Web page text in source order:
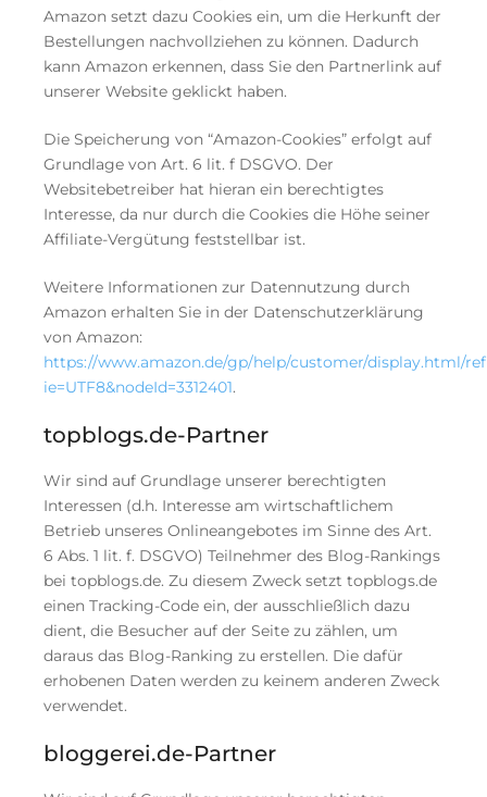
Amazon setzt dazu Cookies ein, um die Herkunft der
Bestellungen nachvollziehen zu können. Dadurch
kann Amazon erkennen, dass Sie den Partnerlink auf
unserer Website geklickt haben.
Die Speicherung von “Amazon-Cookies” erfolgt auf
Grundlage von Art. 6 lit. f DSGVO. Der
Websitebetreiber hat hieran ein berechtigtes
Interesse, da nur durch die Cookies die Höhe seiner
Affiliate-Vergütung feststellbar ist.
Weitere Informationen zur Datennutzung durch
Amazon erhalten Sie in der Datenschutzerklärung
von Amazon:
https://www.amazon.de/gp/help/customer/display.html/
ie=UTF8&nodeId=3312401.
topblogs.de-Partner
Wir sind auf Grundlage unserer berechtigten
Interessen (d.h. Interesse am wirtschaftlichem
Betrieb unseres Onlineangebotes im Sinne des Art.
6 Abs. 1 lit. f. DSGVO) Teilnehmer des Blog-Rankings
bei topblogs.de. Zu diesem Zweck setzt topblogs.de
einen Tracking-Code ein, der ausschließlich dazu
dient, die Besucher auf der Seite zu zählen, um
daraus das Blog-Ranking zu erstellen. Die dafür
erhobenen Daten werden zu keinem anderen Zweck
verwendet.
bloggerei.de-Partner